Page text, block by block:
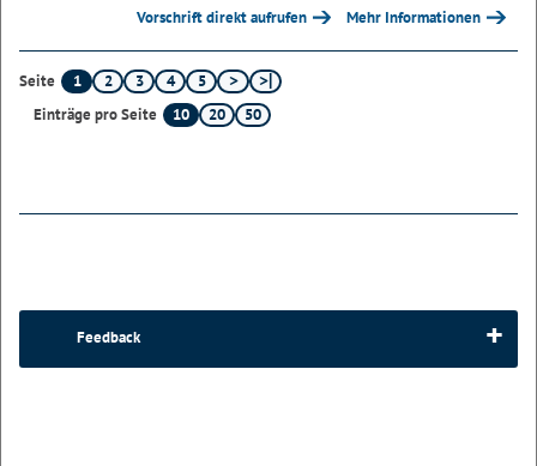
Vorschrift direkt aufrufen Mehr Informationen
Seite 1 2 3 4
5
Einträge pro Seite
10 20 50
Feedback